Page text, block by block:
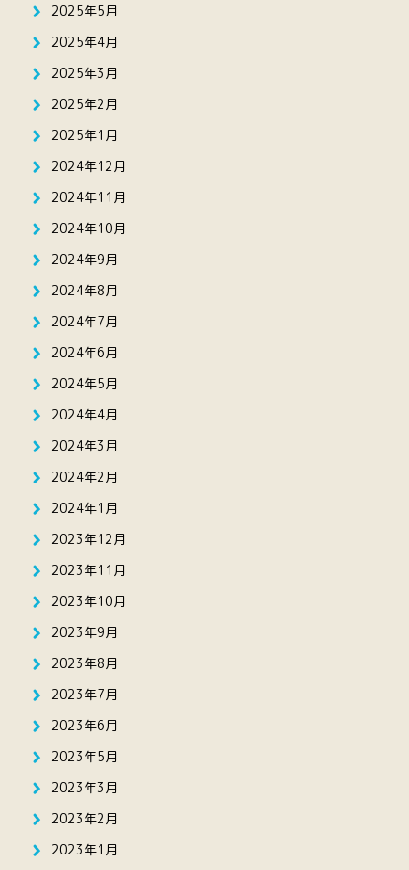
2025年5月
2025年4月
2025年3月
2025年2月
2025年1月
2024年12月
2024年11月
2024年10月
2024年9月
2024年8月
2024年7月
2024年6月
2024年5月
2024年4月
2024年3月
2024年2月
2024年1月
2023年12月
2023年11月
2023年10月
2023年9月
2023年8月
2023年7月
2023年6月
2023年5月
2023年3月
2023年2月
2023年1月